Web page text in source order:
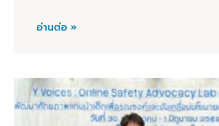
อ่านต่อ »